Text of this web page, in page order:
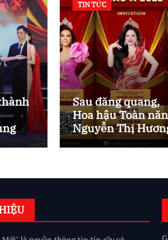
TIN TỨC
Sau đăng quang,
Hoa hậu Toàn
Nguyễn Thị
trở lại với vai trò